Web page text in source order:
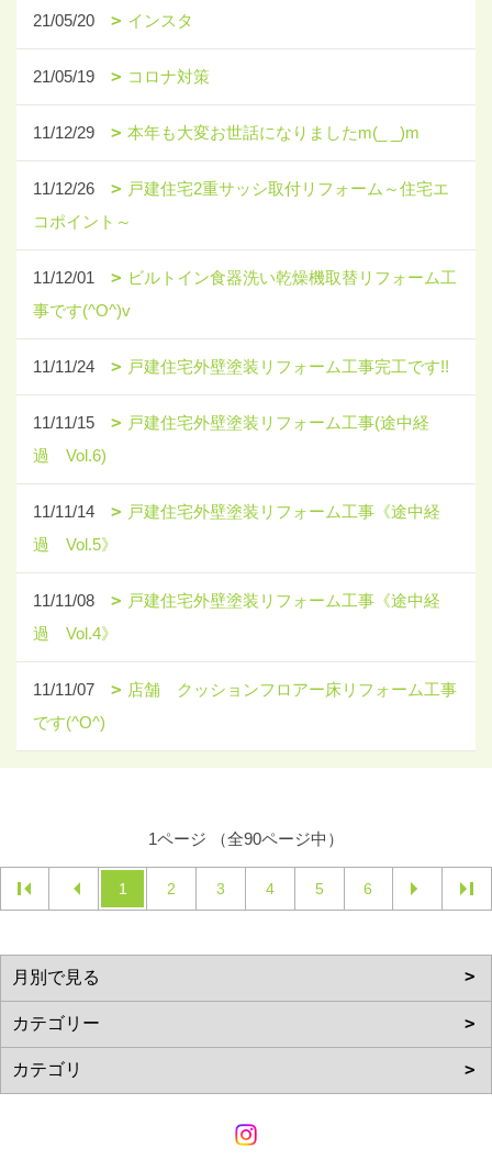
21/05/20 インスタ
21/05/19 コロナ対策
11/12/29 本年も大変お世話になりましたm(_ _)m
11/12/26
戸建住宅2重サッシ取付リフォーム～住宅エ
コポイント～
11/12/01
ビルトイン食器洗い乾燥機取替リフォーム工
事です(^O^)v
11/11/24 戸建住宅外壁塗装リフォーム工事完工です!!
11/11/15
戸建住宅外壁塗装リフォーム工事(途中経
過 Vol.6)
11/11/14
戸建住宅外壁塗装リフォーム工事《途中経
過 Vol.5》
11/11/08
戸建住宅外壁塗装リフォーム工事《途中経
過 Vol.4》
11/11/07
店舗 クッションフロアー床リフォーム工事
です(^O^)
1ページ （全90ページ中）
1 2 3 4 5 6